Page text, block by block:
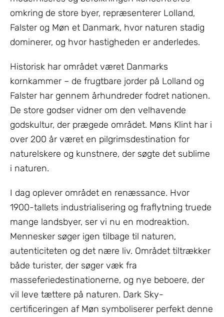
omkring de store byer, repræsenterer Lolland,
Falster og Møn et Danmark, hvor naturen stadig
dominerer, og hvor hastigheden er anderledes.
Historisk har området været Danmarks
kornkammer – de frugtbare jorder på Lolland og
Falster har gennem århundreder fodret nationen.
De store godser vidner om den velhavende
godskultur, der prægede området. Møns Klint har i
over 200 år været en pilgrimsdestination for
naturelskere og kunstnere, der søgte det sublime
i naturen.
I dag oplever området en renæssance. Hvor
1900-tallets industrialisering og fraflytning truede
mange landsbyer, ser vi nu en modreaktion.
Mennesker søger igen tilbage til naturen,
autenticiteten og det nære liv. Området tiltrækker
både turister, der søger væk fra
masseferiedestinationerne, og nye beboere, der
vil leve tættere på naturen. Dark Sky-
certificeringen af Møn symboliserer perfekt denne